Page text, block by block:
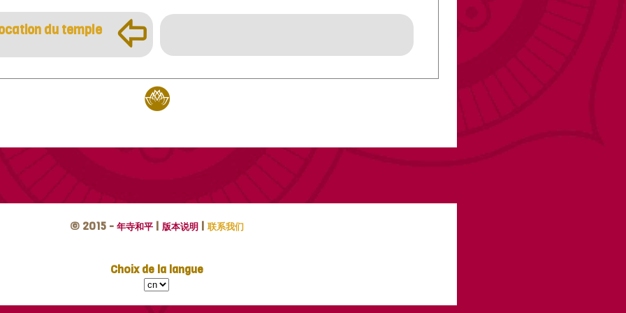
du temple þ
© 2015 - 年寺和平 | 版本说明 | 联系我们
Choix de la langue